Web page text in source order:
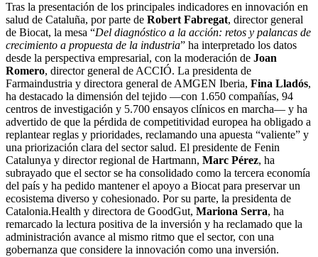
Tras la presentación de los principales indicadores en innovación en
salud de Cataluña, por parte de Robert Fabregat, director general
de Biocat, la mesa “Del diagnóstico a la acción: retos y palancas de
crecimiento a propuesta de la industria” ha interpretado los datos
desde la perspectiva empresarial, con la moderación de Joan
Romero, director general de ACCIÓ. La presidenta de
Farmaindustria y directora general de AMGEN Iberia, Fina Lladós,
ha destacado la dimensión del tejido —con 1.650 compañías, 94
centros de investigación y 5.700 ensayos clínicos en marcha— y ha
advertido de que la pérdida de competitividad europea ha obligado a
replantear reglas y prioridades, reclamando una apuesta “valiente” y
una priorización clara del sector salud. El presidente de Fenin
Catalunya y director regional de Hartmann, Marc Pérez, ha
subrayado que el sector se ha consolidado como la tercera economía
del país y ha pedido mantener el apoyo a Biocat para preservar un
ecosistema diverso y cohesionado. Por su parte, la presidenta de
Catalonia.Health y directora de GoodGut, Mariona Serra, ha
remarcado la lectura positiva de la inversión y ha reclamado que la
administración avance al mismo ritmo que el sector, con una
gobernanza que considere la innovación como una inversión.